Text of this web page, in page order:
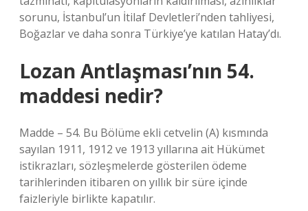
sorunu, İstanbul’un İtilaf Devletleri’nden tahliyesi,
Boğazlar ve daha sonra Türkiye’ye katılan Hatay’dı.
Lozan Antlaşması’nın 54.
maddesi nedir?
Madde – 54. Bu Bölüme ekli cetvelin (A) kısmında
sayılan 1911, 1912 ve 1913 yıllarına ait Hükümet
istikrazları, sözleşmelerde gösterilen ödeme
tarihlerinden itibaren on yıllık bir süre içinde
faizleriyle birlikte kapatılır.